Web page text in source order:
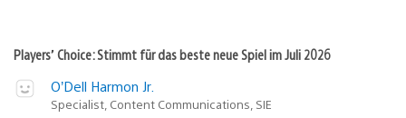
Players’ Choice: Stimmt für das beste neue Spiel im Juli 2026
O’Dell Harmon Jr.
Specialist, Content Communications, SIE